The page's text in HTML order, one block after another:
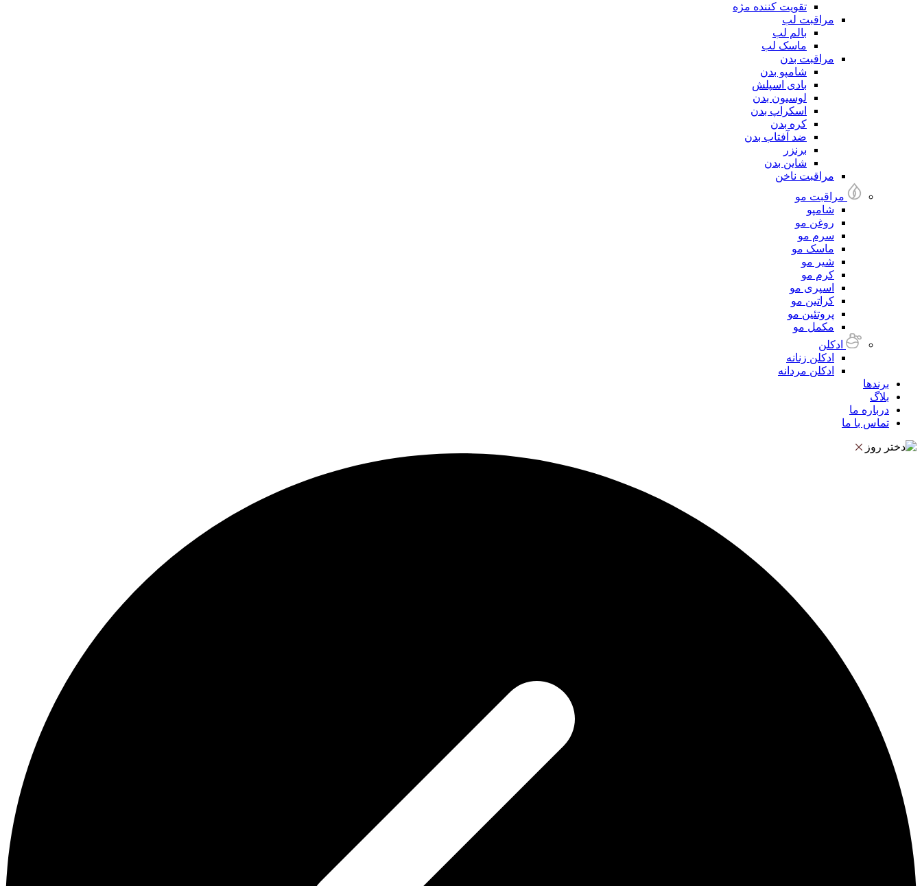
تقویت کننده مژه
مراقبت لب
بالم لب
ماسک لب
مراقبت بدن
شامپو بدن
بادی اسپلش
لوسیون بدن
اسکراپ بدن
کره بدن
ضد آفتاب بدن
برنزر
شاین بدن
مراقبت ناخن
مراقبت مو
شامپو
روغن مو
سرم مو
ماسک مو
شیر مو
کرم مو
اسپری مو
کراتین مو
پروتئین مو
مکمل مو
ادکلن
ادکلن زنانه
ادکلن مردانه
برندها
بلاگ
درباره ما
تماس با ما